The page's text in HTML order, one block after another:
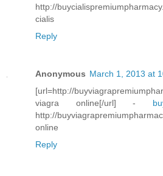
http://
cialis
Reply
Anonymous March 1, 2013 at
[url=http://
viagra online[/url] -
http://
online
Reply